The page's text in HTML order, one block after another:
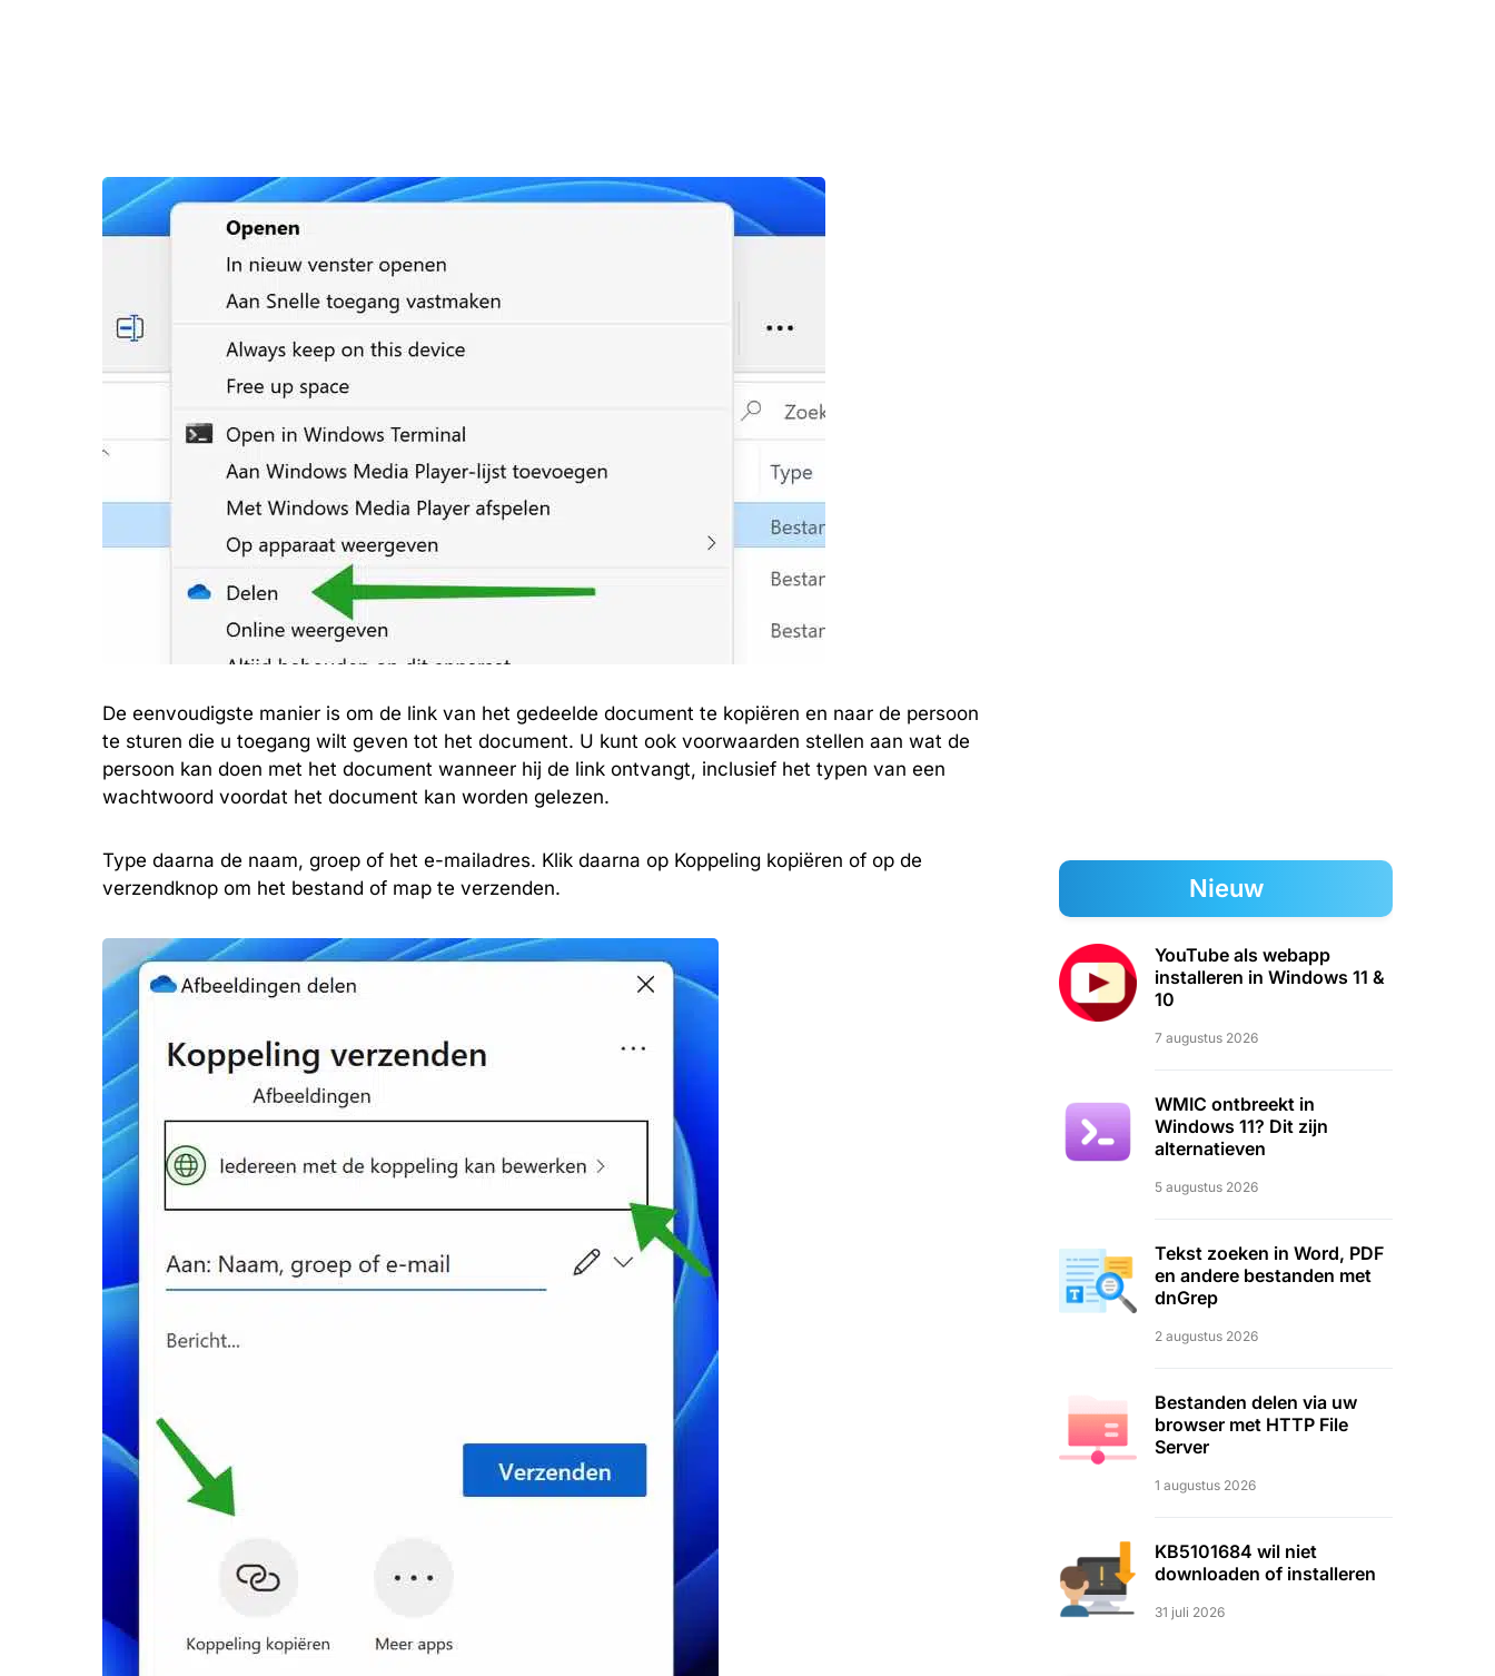
De eenvoudigste manier is om de link van het gedeelde document te kopiëren en naar de persoon
te sturen die u toegang wilt geven tot het document. U kunt ook voorwaarden stellen aan wat de
persoon kan doen met het document wanneer hij de link ontvangt, inclusief het typen van een
wachtwoord voordat het document kan worden gelezen.
Type daarna de naam, groep of het e-mailadres. Klik daarna op Koppeling kopiëren of op de
verzendknop om het bestand of map te verzenden.
Nieuw
YouTube als webapp
installeren in Windows 11 &
10
7 augustus 2026
WMIC ontbreekt in
Windows 11? Dit zijn
alternatieven
5 augustus 2026
Tekst zoeken in Word, PDF
en andere bestanden met
dnGrep
2 augustus 2026
Bestanden delen via uw
browser met HTTP File
Server
1 augustus 2026
KB5101684 wil niet
downloaden of installeren
31 juli 2026